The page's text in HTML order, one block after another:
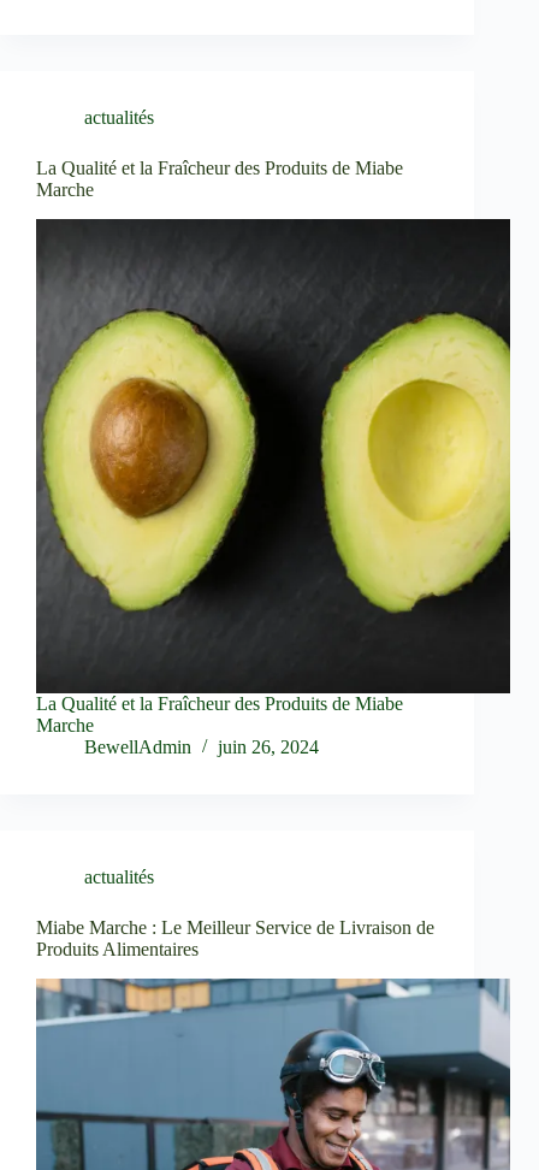
actualités
La Qualité et la Fraîcheur des Produits de Miabe
Marche
La Qualité et la Fraîcheur des Produits de Miabe
Marche
BewellAdmin
juin 26, 2024
actualités
Miabe Marche : Le Meilleur Service de Livraison de
Produits Alimentaires